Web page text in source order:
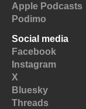
Apple Podcasts
Podimo
Social media
Facebook
Instagram
X
Bluesky
Threads